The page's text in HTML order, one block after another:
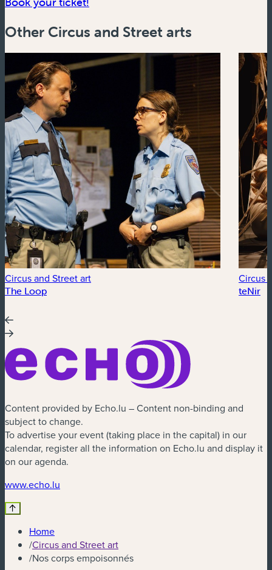
Other Circus and Street arts
Circus and Street art
The Loop
Circus
teNir
Content provided by Echo.lu – Content non-binding and
subject to change.
To advertise your event (taking place in the capital) in our
calendar, register all the information on Echo.lu and display it
on our agenda.
www.echo.lu
Home
/Circus and Street art
/Nos corps empoisonnés